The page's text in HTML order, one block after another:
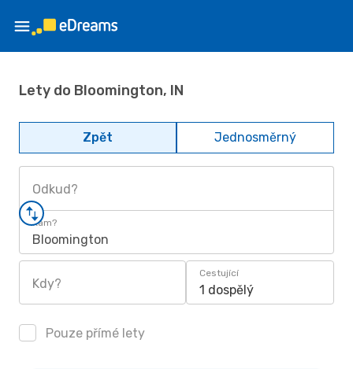
Lety do Bloomington, IN
Zpět Jednosměrný
Odkud?
Kam?
Bloomington
Kdy?
Cestující
1 dospělý
Pouze přímé lety